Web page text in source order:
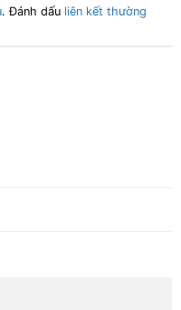
. Đánh dấu liên kết thường